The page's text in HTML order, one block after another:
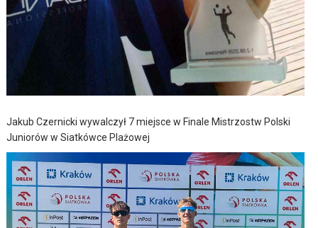
Jakub Czernicki wywalczył 7 miejsce w Finale Mistrzostw Polski
Juniorów w Siatkówce Plażowej